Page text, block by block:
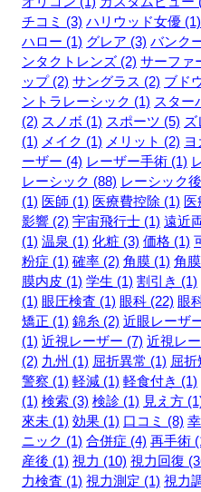
チコミ (3) ハリウッド女優 (1)
ハロー (1) グレア (3) バンク
ンタクトレンズ (2) サーファ
ップ (2) サングラス (2) ブド
ントラレーシック (1) スター
(2) スノボ (1) スポーツ (5)
(1) メイク (1) メリット (2)
ーザー (4) レーザー手術 (1)
レーシック (88) レーシック
(1) 医師 (1) 医療費控除 (1) 医
影響 (2) 宇宙飛行士 (1) 遠近
(1) 温泉 (1) 化粧 (3) 価格 (1)
粉症 (1) 確率 (2) 角膜 (1) 角
膜内皮 (1) 学生 (1) 割引き (1)
(1) 眼圧検査 (1) 眼科 (22) 眼
矯正 (1) 錦糸 (2) 近眼レーザ
(1) 近視レーザー (7) 近視レ
(2) 九州 (1) 屈折異常 (1) 屈
警察 (1) 軽減 (1) 軽食付き (1)
(1) 検索 (3) 検診 (1) 見え方
來未 (1) 効果 (1) 口コミ (8)
ニック (1) 合併症 (4) 再手術
産後 (1) 視力 (10) 視力回復
力検査 (1) 視力測定 (1) 視力